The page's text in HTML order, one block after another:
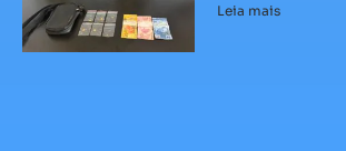
Leia mais